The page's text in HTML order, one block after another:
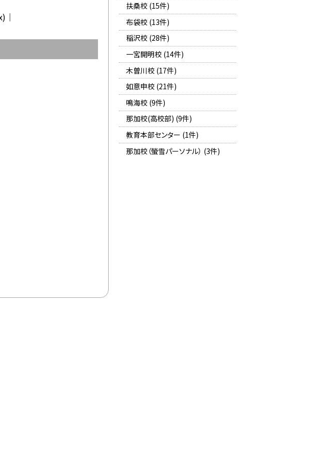
扶桑校 (15件)
布袋校 (13件)
稲沢校 (28件)
一宮開明校 (14件)
木曽川校 (17件)
如意申校 (21件)
鳴海校 (9件)
那加校(高校部) (9件)
教育本部センター (1件)
那加校（螢雪パーソナル） (3件)